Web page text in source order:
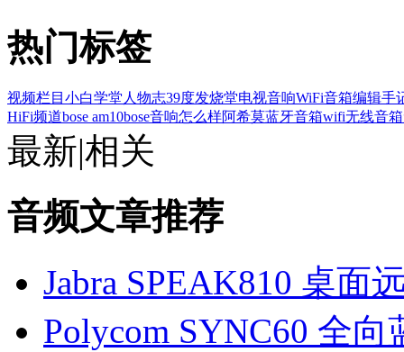
热门标签
视频栏目 小白学堂 人物志39度发烧堂电视音响WiFi音箱编辑手
HiFi频道bose am10bose音响怎么样阿希莫蓝牙音箱wifi无线音箱
最新|相关
音频文章推荐
Jabra SPEAK810 桌面
Polycom SYNC60 全